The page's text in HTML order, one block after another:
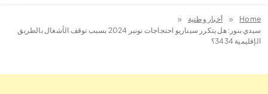
Home
أخبار وطنية
سيدي بنور: هل يتكرر سيناريو احتجاجات نونبر 2024 بسبب توقف الأشغال بالطريق
الإقليمية 3434؟